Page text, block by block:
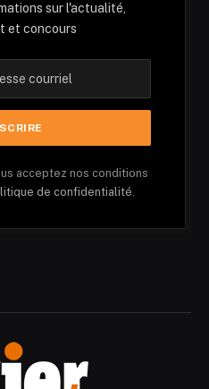
sur l'actualité,
et concours
acceptez nos conditions
de confidentialité.